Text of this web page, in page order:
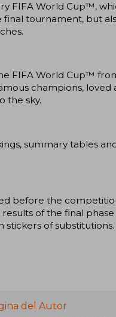
FIFA World Cup™,
tournament, but
FIFA World Cup™
champions, loved
the sky.
summary tables
before the
of the final
stickers of substitutions.
del Autor